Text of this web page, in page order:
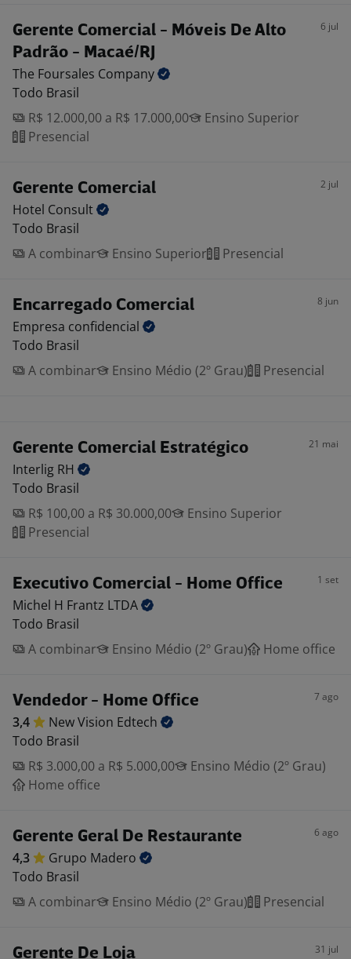
Gerente Comercial - Móveis De Alto
Padrão - Macaé/RJ
6 jul
The Foursales Company
Todo Brasil
R$ 12.000,00 a R$ 17.000,00
Ensino Superior
Presencial
Gerente Comercial 2 jul
Hotel Consult
Todo Brasil
A combinar
Ensino Superior Presencial
Encarregado Comercial 8 jun
Empresa confidencial
Todo Brasil
A combinar
Ensino Médio (2º Grau) Presencial
Gerente Comercial Estratégico 21 mai
Interlig RH
Todo Brasil
R$ 100,00 a R$ 30.000,00
Ensino Superior
Presencial
Executivo Comercial - Home Office 1 set
Michel H Frantz LTDA
Todo Brasil
A combinar
Ensino Médio (2º Grau) Home office
Vendedor - Home Office 7 ago
3,4 New Vision Edtech
Todo Brasil
R$ 3.000,00 a R$ 5.000,00
Ensino Médio (2º Grau)
Home office
Gerente Geral De Restaurante 6 ago
4,3 Grupo Madero
Todo Brasil
A combinar
Ensino Médio (2º Grau) Presencial
Gerente De Loja 31 jul